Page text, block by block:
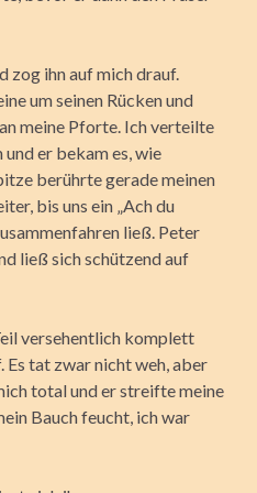
zog ihn auf mich drauf.
um seinen Rücken und
meine Pforte. Ich verteilte
er bekam es, wie
berührte gerade meinen
bis uns ein „Ach du
ließ. Peter
ließ sich schützend auf
versehentlich komplett
Es tat zwar nicht weh, aber
total und er streifte meine
Bauch feucht, ich war